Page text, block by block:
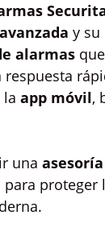
y su
alarmas
la app móvil,
una